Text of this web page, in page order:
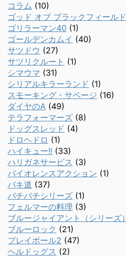
コラム (10)
ゴッド オブ ブラックフィールド
ゴリラーマン40 (1)
ゴールデンカムイ (40)
サツドウ (27)
サツリクルート (1)
シマウマ (31)
シリアルキラーランド (1)
スモーキング・サベージ (16)
ダイヤのA (49)
テラフォーマーズ (8)
ドッグスレッド (4)
ドロヘドロ (1)
ハイキュー!! (33)
ハリガネサービス (3)
バイオレンスアクション (1)
バキ道 (37)
バチバチシリーズ (1)
フェルマーの料理 (3)
ブルージャイアント（シリーズ）
ブルーロック (21)
プレイボール2 (47)
ヘルドッグス (2)